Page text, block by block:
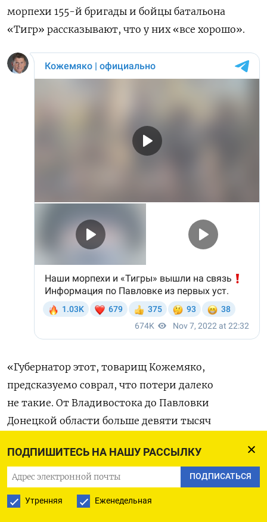
ПОДПИШИТЕСЬ НА НАШУ РАССЫЛКУ
ПОДПИСАТЬСЯ
Утренняя Еженедельная
морпехи 155-й бригады и бойцы батальона
«Тигр» рассказывают, что у них «все хорошо».
«Губернатор этот, товарищ Кожемяко,
предсказуемо соврал, что потери далеко
не такие. От Владивостока до Павловки
Донецкой области больше девяти тысяч
„не такие“. Губернатору, наверное, оттуда лучше
видно, как и сколько отправлять на убой
военных из его региона», —
ситуацию президент Украины Владимир